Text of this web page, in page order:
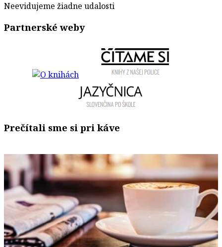
Neevidujeme žiadne udalosti
Partnerské weby
Prečítali sme si pri káve